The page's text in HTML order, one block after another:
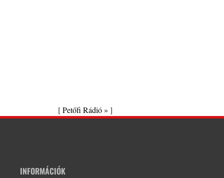
[Petőfi Rádió » ]
INFORMÁCIÓK